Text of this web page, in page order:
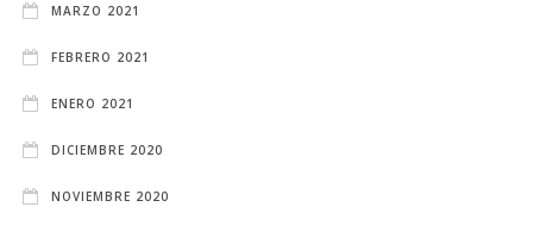
MARZO 2021
FEBRERO 2021
ENERO 2021
DICIEMBRE 2020
NOVIEMBRE 2020